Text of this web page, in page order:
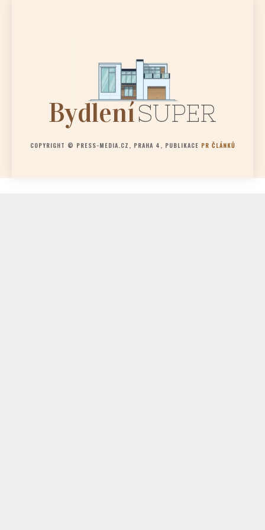
BydleníSUPER
COPYRIGHT © PRESS-MEDIA.CZ, PRAHA 4, PUBLIKACE PR ČLÁNKŮ